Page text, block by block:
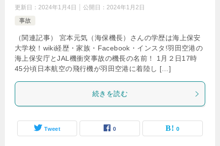
更新日： 2024年1月4日 公開日： 2024年1月2日
事故
（関連記事） 宮本元気（海保機長）さんの学歴は海上保安
大学校！wiki経歴・家族・Facebook・インスタ!羽田空港の
海上保安庁とJAL機衝突事故の機長の名前！ 1月２日17時
45分頃日本航空の飛行機が羽田空港に着陸し […]
続きを読む
Tweet 0 0